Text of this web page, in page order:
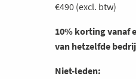
€490 (excl. btw)
10% korting vanaf
van hetzelfde
Niet-leden: